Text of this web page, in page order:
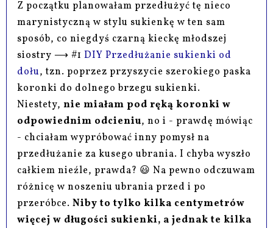
Z początku planowałam przedłużyć tę nieco
marynistyczną w stylu sukienkę w ten sam
sposób, co niegdyś czarną kieckę młodszej
siostry ⟶ #1DIY Przedłużanie sukienki od
dołu, tzn. poprzez przyszycie szerokiego paska
koronki do dolnego brzegu sukienki.
Niestety,nie miałam pod ręką koronki w
odpowiednim odcieniu, no i - prawdę mówiąc
- chciałam wypróbować inny pomysł na
przedłużanie za kusego ubrania. I chyba wyszło
całkiem nieźle, prawda? 😃 Na pewno odczuwam
różnicę w noszeniu ubrania przed i po
przeróbce.Niby to tylko kilka centymetrów
więcej w długości sukienki, a jednak te kilka